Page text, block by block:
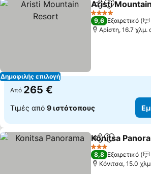
Δημοφιλής επιλογή
Κοινοποίηση
Προσθήκη
Aristi
4 Αστέρια
9,6 Εξαιρετικό
Αρίστη, 16.7
Από 265 €
Τιμές από 9 ιστότοπους
Κοινοποίηση
Προσθήκη
Konitsa
3 Αστέρια
8,8 Εξαιρετικό
Κόνιτσα, 15.0